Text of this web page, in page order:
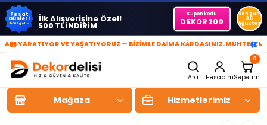
Fırsat
Günleri
1-30 Ağustos İlk Alışverişine Özel!
500 TL İNDİRİM
Kupon kodu:
DEKOR200
Son gün
30
Ağustos
»
YARATIYOR VE YAŞATIYORUZ — BİZİMLE DAİMA KÂRDASINIZ.MUHTEŞEM«
Ara Hesabım
0
Sepetim
Mağaza Hizmetlerimiz